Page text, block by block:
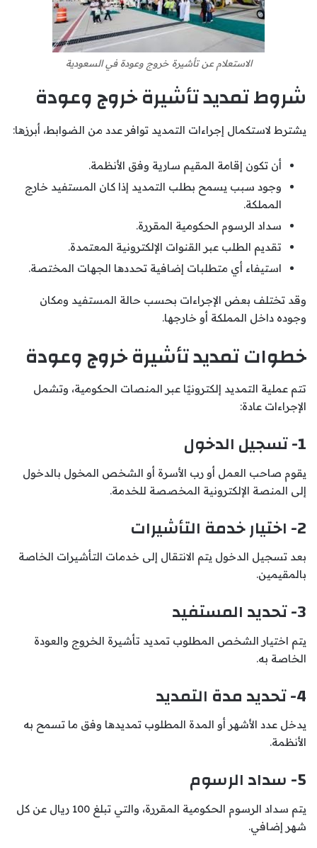
الاستعلام عن تأشيرة خروج وعودة في السعودية
شروط تمديد تأشيرة خروج وعودة
يشترط لاستكمال إجراءات التمديد توافر عدد من الضوابط، أبرزها:
أن تكون إقامة المقيم سارية وفق الأنظمة.
وجود سبب يسمح بطلب التمديد إذا كان المستفيد خارج
المملكة.
سداد الرسوم الحكومية المقررة.
تقديم الطلب عبر القنوات الإلكترونية المعتمدة.
استيفاء أي متطلبات إضافية تحددها الجهات المختصة.
وقد تختلف بعض الإجراءات بحسب حالة المستفيد ومكان
وجوده داخل المملكة أو خارجها.
خطوات تمديد تأشيرة خروج وعودة
تتم عملية التمديد إلكترونيًا عبر المنصات الحكومية، وتشمل
الإجراءات عادة:
1- تسجيل الدخول
يقوم صاحب العمل أو رب الأسرة أو الشخص المخول بالدخول
إلى المنصة الإلكترونية المخصصة للخدمة.
2- اختيار خدمة التأشيرات
بعد تسجيل الدخول يتم الانتقال إلى خدمات التأشيرات الخاصة
بالمقيمين.
3- تحديد المستفيد
يتم اختيار الشخص المطلوب تمديد تأشيرة الخروج والعودة
الخاصة به.
4- تحديد مدة التمديد
يدخل عدد الأشهر أو المدة المطلوب تمديدها وفق ما تسمح به
الأنظمة.
5- سداد الرسوم
يتم سداد الرسوم الحكومية المقررة، والتي تبلغ 100 ريال عن كل
شهر إضافي.